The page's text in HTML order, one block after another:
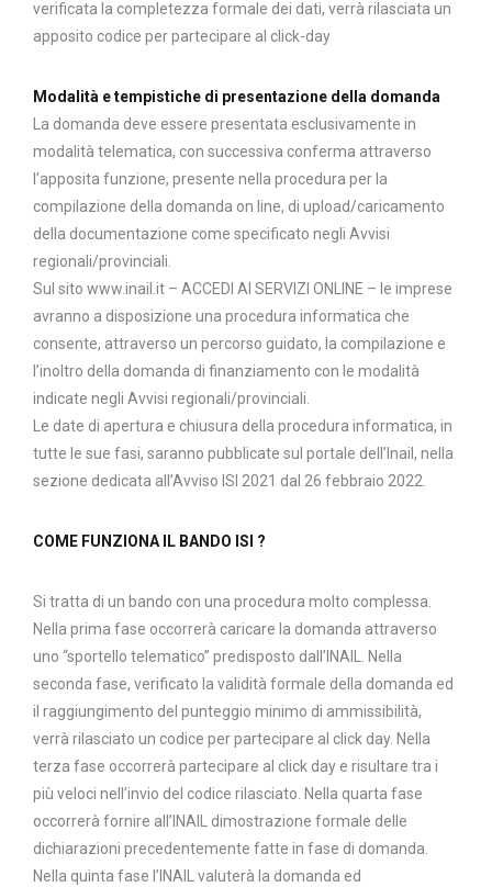
verificata la completezza formale dei dati, verrà rilasciata un
apposito codice per partecipare al click-day
Modalità e tempistiche di presentazione della domanda
La domanda deve essere presentata esclusivamente in
modalità telematica, con successiva conferma attraverso
l’apposita funzione, presente nella procedura per la
compilazione della domanda on line, di upload/caricamento
della documentazione come specificato negli Avvisi
regionali/provinciali.
Sul sito www.inail.it – ACCEDI AI SERVIZI ONLINE – le imprese
avranno a disposizione una procedura informatica che
consente, attraverso un percorso guidato, la compilazione e
l’inoltro della domanda di finanziamento con le modalità
indicate negli Avvisi regionali/provinciali.
Le date di apertura e chiusura della procedura informatica, in
tutte le sue fasi, saranno pubblicate sul portale dell’Inail, nella
sezione dedicata all’Avviso ISI 2021 dal 26 febbraio 2022.
COME FUNZIONA IL BANDO ISI ?
Si tratta di un bando con una procedura molto complessa.
Nella prima fase occorrerà caricare la domanda attraverso
uno “sportello telematico” predisposto dall’INAIL. Nella
seconda fase, verificato la validità formale della domanda ed
il raggiungimento del punteggio minimo di ammissibilità,
verrà rilasciato un codice per partecipare al click day. Nella
terza fase occorrerà partecipare al click day e risultare tra i
più veloci nell’invio del codice rilasciato. Nella quarta fase
occorrerà fornire all’INAIL dimostrazione formale delle
dichiarazioni precedentemente fatte in fase di domanda.
Nella quinta fase l’INAIL valuterà la domanda ed